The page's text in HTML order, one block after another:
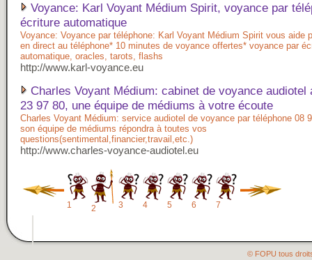
Voyance: Karl Voyant Médium Spirit, voyance par
écriture automatique
Voyance: Voyance par téléphone: Karl Voyant Médium Spirit vous aide
en direct au téléphone* 10 minutes de voyance offertes* voyance par
automatique, oracles, tarots, flashs
http://www.karl-voyance.eu
Charles Voyant Médium: cabinet de voyance audiotel
23 97 80, une équipe de médiums à votre écoute
Charles Voyant Médium: service audiotel de voyance par téléphone 08
son équipe de médiums répondra à toutes vos
questions(sentimental,financier,travail,etc.)
http://www.charles-voyance-audiotel.eu
1 2 3 4 5 6 7
© FOPU tous